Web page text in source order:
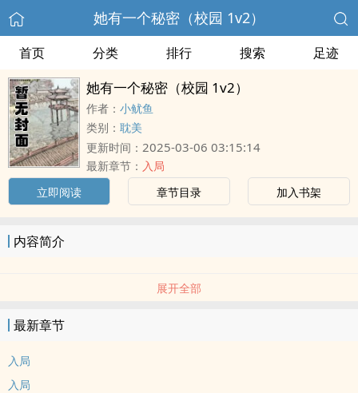
她有一个秘密（校园 1v2）
首页 分类 排行 搜索 足迹
她有一个秘密（校园 1v2）
作者： 小鱿鱼
类别： 耽美
更新时间： 2025-03-06 03:15:14
最新章节： 入局
立即阅读
章节目录 加入书架
内容简介
展开全部
最新章节
入局
入局